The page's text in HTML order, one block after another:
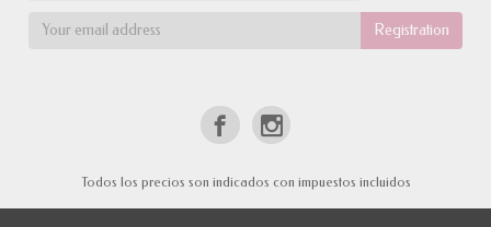
Todos los precios son indicados con impuestos incluidos